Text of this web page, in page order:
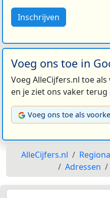
Inschrijven
Voeg ons toe in
Voeg AlleCijfers.nl toe
en je ziet ons vaker
Voeg ons toe als
AlleCijfers.nl
Adressen